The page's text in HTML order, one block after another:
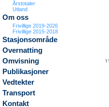
Årstotaler
Utland
Om oss
Frivillige 2019-2026
Frivillige 2015-2018
Stasjonsområde
Overnatting
Omvisning
Publikasjoner
Vedtekter
Transport
Kontakt